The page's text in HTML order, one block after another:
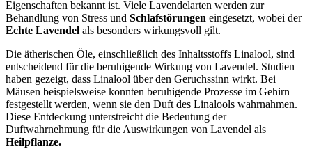
Eigenschaften bekannt ist. Viele Lavendelarten werden zur
Behandlung von Stress und Schlafstörungen eingesetzt, wobei der
Echte Lavendel als besonders wirkungsvoll gilt.
Die ätherischen Öle, einschließlich des Inhaltsstoffs Linalool, sind
entscheidend für die beruhigende Wirkung von Lavendel. Studien
haben gezeigt, dass Linalool über den Geruchssinn wirkt. Bei
Mäusen beispielsweise konnten beruhigende Prozesse im Gehirn
festgestellt werden, wenn sie den Duft des Linalools wahrnahmen.
Diese Entdeckung unterstreicht die Bedeutung der
Duftwahrnehmung für die Auswirkungen von Lavendel als
Heilpflanze.